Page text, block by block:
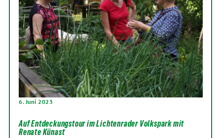
6. Juni 2023
Auf Entdeckungstour im Lichtenrader Volkspark mit
Renate Künast